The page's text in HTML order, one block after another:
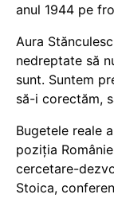
anul 1944 pe
Aura
nedreptate să
sunt. Suntem
să-i corectăm,
Bugetele reale
poziția
cercetare-
Stoica,